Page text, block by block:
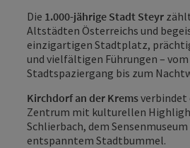
Die 1.000-jährige Stadt Steyr
Altstädten Österreichs und
einzigartigen Stadtplatz,
und vielfältigen Führungen –
Stadtspaziergang bis zum
Kirchdorf an der Kremsverbindet
Zentrum mit kulturellen
Schlierbach, dem
entspanntem Stadtbummel.